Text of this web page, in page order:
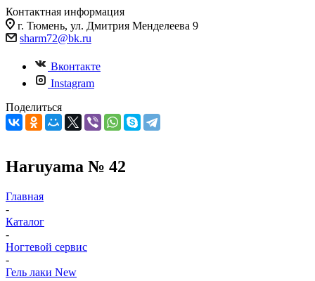
Контактная информация
г. Тюмень, ул. Дмитрия Менделеева 9
sharm72@bk.ru
Вконтакте
Instagram
Поделиться
Haruyama № 42
Главная
-
Каталог
-
Ногтевой сервис
-
Гель лаки New